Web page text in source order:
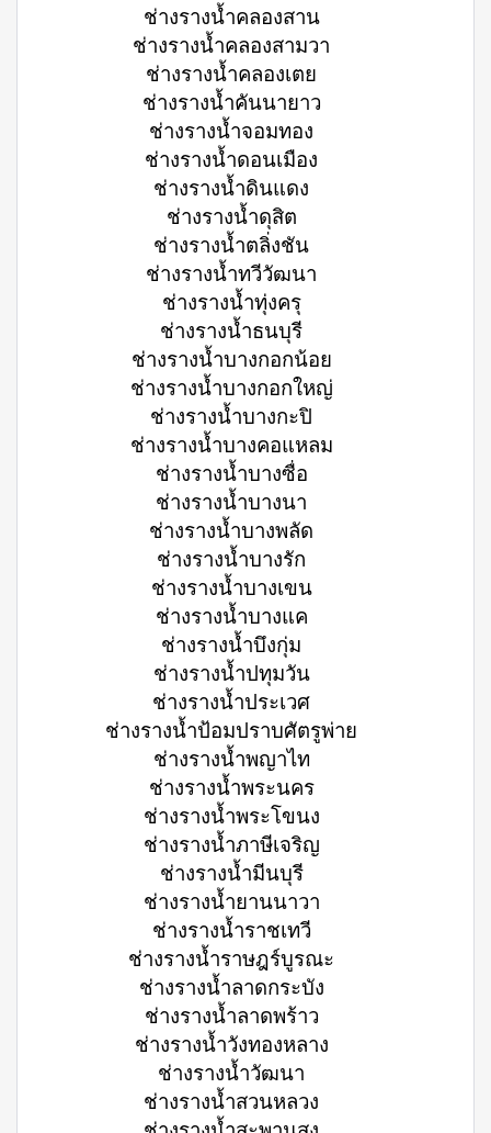
ช่างรางน้ำคลองสาน
ช่างรางน้ำคลองสามวา
ช่างรางน้ำคลองเตย
ช่างรางน้ำคันนายาว
ช่างรางน้ำจอมทอง
ช่างรางน้ำดอนเมือง
ช่างรางน้ำดินแดง
ช่างรางน้ำดุสิต
ช่างรางน้ำตลิ่งชัน
ช่างรางน้ำทวีวัฒนา
ช่างรางน้ำทุ่งครุ
ช่างรางน้ำธนบุรี
ช่างรางน้ำบางกอกน้อย
ช่างรางน้ำบางกอกใหญ่
ช่างรางน้ำบางกะปิ
ช่างรางน้ำบางคอแหลม
ช่างรางน้ำบางซื่อ
ช่างรางน้ำบางนา
ช่างรางน้ำบางพลัด
ช่างรางน้ำบางรัก
ช่างรางน้ำบางเขน
ช่างรางน้ำบางแค
ช่างรางน้ำบึงกุ่ม
ช่างรางน้ำปทุมวัน
ช่างรางน้ำประเวศ
ช่างรางน้ำป้อมปราบศัตรูพ่าย
ช่างรางน้ำพญาไท
ช่างรางน้ำพระนคร
ช่างรางน้ำพระโขนง
ช่างรางน้ำภาษีเจริญ
ช่างรางน้ำมีนบุรี
ช่างรางน้ำยานนาวา
ช่างรางน้ำราชเทวี
ช่างรางน้ำราษฎร์บูรณะ
ช่างรางน้ำลาดกระบัง
ช่างรางน้ำลาดพร้าว
ช่างรางน้ำวังทองหลาง
ช่างรางน้ำวัฒนา
ช่างรางน้ำสวนหลวง